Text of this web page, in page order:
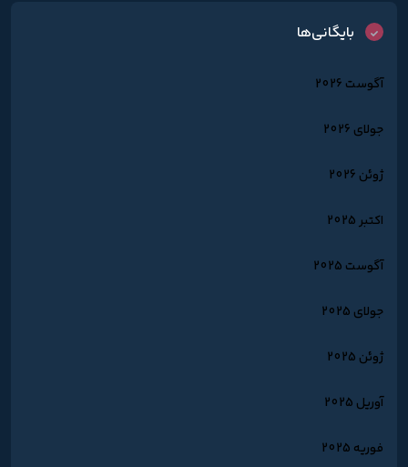
بایگانی‌ها
آگوست 2026
جولای 2026
ژوئن 2026
اکتبر 2025
آگوست 2025
جولای 2025
ژوئن 2025
آوریل 2025
فوریه 2025